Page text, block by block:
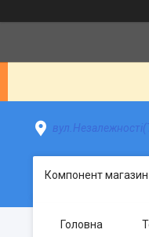
Компонент
Головна